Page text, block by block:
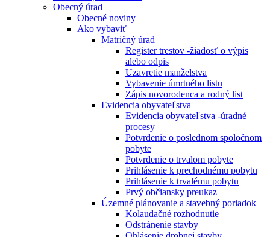
Obecný úrad
Obecné noviny
Ako vybaviť
Matričný úrad
Register trestov -žiadosť o výpis
alebo odpis
Uzavretie manželstva
Vybavenie úmrtného listu
Zápis novorodenca a rodný list
Evidencia obyvateľstva
Evidencia obyvateľstva -úradné
procesy
Potvrdenie o poslednom spoločnom
pobyte
Potvrdenie o trvalom pobyte
Prihlásenie k prechodnému pobytu
Prihlásenie k trvalému pobytu
Prvý občiansky preukaz
Územné plánovanie a stavebný poriadok
Kolaudačné rozhodnutie
Odstránenie stavby